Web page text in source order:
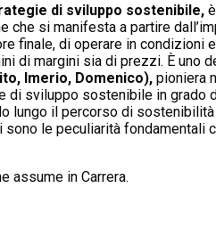
di sviluppo sostenibile,
si manifesta a partire
finale, di operare in condizioni
margini sia di prezzi. È uno
Imerio, Domenico), pioniera
sviluppo sostenibile in grado
lungo il percorso di
le peculiarità fondamentali
assume in Carrera.